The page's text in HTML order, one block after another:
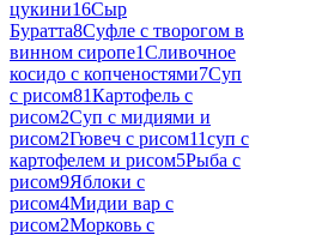
цукини16Сыр
Буратта8Суфле с творогом в
винном сиропе1Сливочное
косидо с копченостями7Суп
с рисом81Картофель с
рисом2Суп с мидиями и
рисом2Гювеч с рисом11суп с
картофелем и рисом5Рыба с
рисом9Яблоки с
рисом4Мидии вар с
рисом2Морковь с